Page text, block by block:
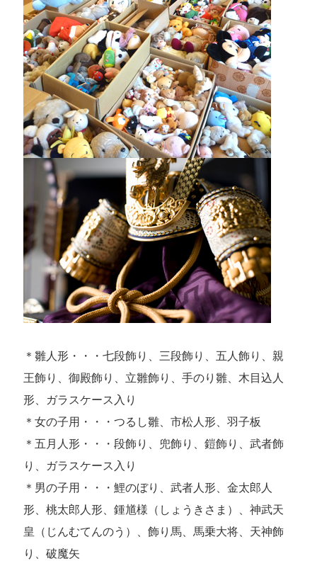
＊雛人形・・・七段飾り、三段飾り、五人飾り、親
王飾り、御殿飾り、立雛飾り、手のり雛、木目込人
形、ガラスケース入り
＊女の子用・・・つるし雛、市松人形、羽子板
＊五月人形・・・段飾り、兜飾り、鎧飾り、武者飾
り、ガラスケース入り
＊男の子用・・・鯉のぼり、武者人形、金太郎人
形、桃太郎人形、鍾馗様（しょうきさま）、神武天
皇（じんむてんのう）、飾り馬、馬乗大将、天神飾
り、破魔矢